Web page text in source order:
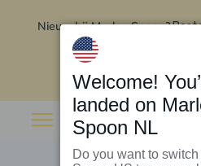
Nieuw bij Marley Spoon?
Welcome!
landed on
Spoon NL
Do you want to